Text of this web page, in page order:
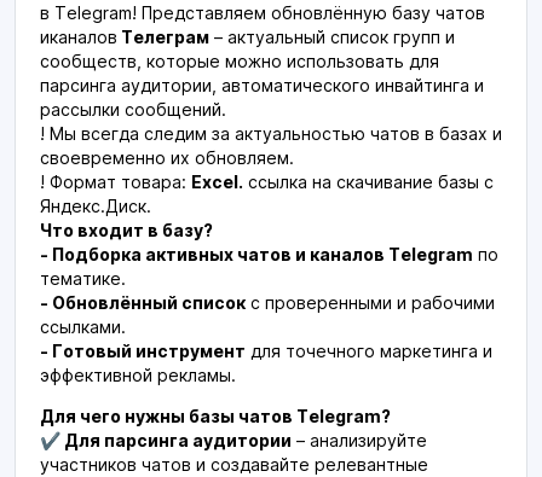
в Telegram! Представляем обновлённую базу чатов
иканалов Телеграм – актуальный список групп и
сообществ, которые можно использовать для
парсинга аудитории, автоматического инвайтинга и
рассылки сообщений.
! Мы всегда следим за актуальностью чатов в базах и
своевременно их обновляем.
! Формат товара: Excel. ссылка на скачивание базы с
Яндекс.Диск.
Что входит в базу?
- Подборка активных чатов и каналов Telegram по
тематике.
- Обновлённый список с проверенными и рабочими
ссылками.
- Готовый инструмент для точечного маркетинга и
эффективной рекламы.
Для чего нужны базы чатов Telegram?
✔ Для парсинга аудитории – анализируйте
участников чатов и создавайте релевантные